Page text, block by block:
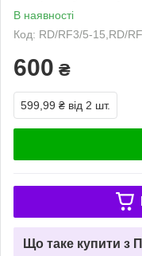
В наявності
Код: RD/RF3/5-15,RD/
600 ₴
599,99 ₴ від 2 шт.
Що таке купити з